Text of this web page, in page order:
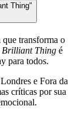
Thing"
transforma o
Brilliant Thing é
para todos.
e Fora da
críticas por sua